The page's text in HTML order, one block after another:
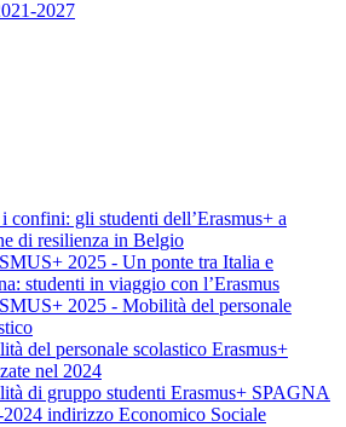
2027
confini: gli studenti dell’Erasmus+ a
di resilienza in Belgio
2025 - Un ponte tra Italia e
studenti in viaggio con l’Erasmus
2025 - Mobilità del personale
del personale scolastico Erasmus+
nel 2024
di gruppo studenti Erasmus+ SPAGNA
2024 indirizzo Economico Sociale